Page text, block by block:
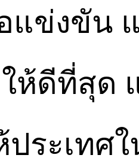
แข่งขัน
ให้ดีที่สุด
ระเทศ